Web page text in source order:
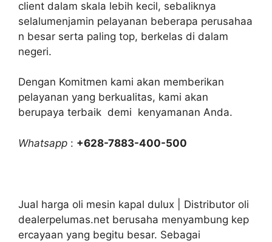
client dalam skala lebih kecil, sebaliknya
selalumenjamin pelayanan beberapa perusahaa
n besar serta paling top, berkelas di dalam
negeri.
Dengan Komitmen kami akan memberikan
pelayanan yang berkualitas, kami akan
berupaya terbaik demi kenyamanan Anda.
Whatsapp : +628-7883-400-500
Jual harga oli mesin kapal dulux | Distributor oli
dealerpelumas.net berusaha menyambung kep
ercayaan yang begitu besar. Sebagai